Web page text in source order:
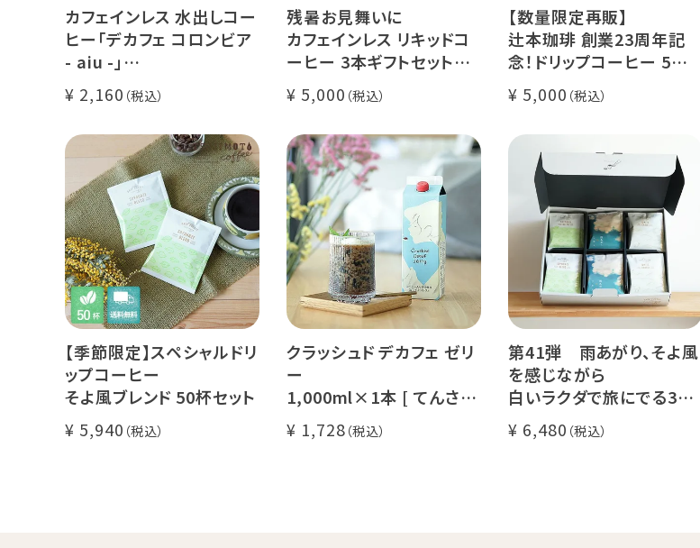
カフェインレス 水出しコー
ヒー「デカフェ コロンビア
- aiu -」
24g×6個（約12杯分）
マウンテンウォータープロ
セス カフェインレスコーヒ
ー豆100%使用 メール便
でお届け
2,160
残暑お見舞いに
カフェインレス リキッドコ
ーヒー 3本ギフトセット
クラッシュド デカフェ ゼリ
ー 1本
デカフェ オレベース【無
糖】1本
デカフェ アイスコーヒー 1
本
5,000
【数量限定再販】
辻本珈琲 創業23周年記
念！ドリップコーヒー 5種
50杯セット
アニバーサリーブレンド
（コスタリカ ルワンダ メキ
シコ）
イツモブレンド ヨウソロー
ぱんじかん
期間限定 送料無料
5,000
【季節限定】スペシャルドリ
ップコーヒー
そよ風ブレンド 50杯セット
5,940
クラッシュド デカフェ ゼリ
ー
1,000ml×1本 [ てんさい
糖・食物繊維入り ]
カフェインレス コーヒー ノ
1,728
第41弾 雨あがり、そよ風
を感じながら
白いラクダで旅にでる36
杯ギフト
Qグレーダー厳選 スペシャ
6,480